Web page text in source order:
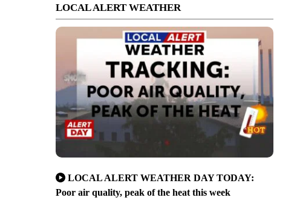
LOCAL ALERT WEATHER
LOCAL ALERT WEATHER DAY TODAY:
Poor air quality, peak of the heat this week